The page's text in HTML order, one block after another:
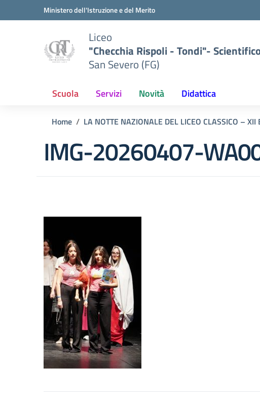
Vai ai contenuti
Vai al menu di navigazioneMinistero dell'Istruzione e del Merito
Liceo
"Checchia Rispoli - Tondi"-
San Severo (FG)
Scuola Servizi Novità Didattica
Home LA NOTTE NAZIONALE DEL LICEO CLASSICO – XII
IMG-20260407-